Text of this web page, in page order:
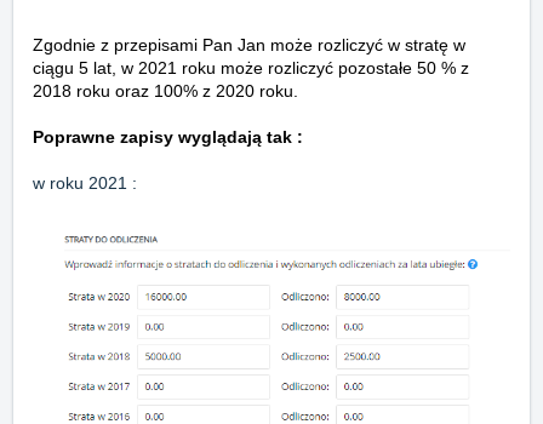
Zgodnie z przepisami Pan Jan może rozliczyć w stratę w
ciągu 5 lat, w 2021 roku może rozliczyć pozostałe 50 % z
2018 roku oraz 100% z 2020 roku.
Poprawne zapisy wyglądają tak :
w roku 2021 :